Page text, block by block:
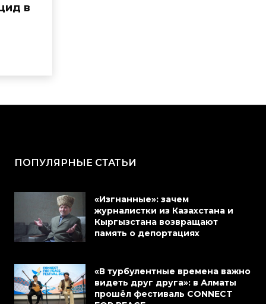
в
ПОПУЛЯРНЫЕ СТАТЬИ
«Изгнанные»: зачем
журналистки из Казахстана и
Кыргызстана возвращают
память о депортациях
«В турбулентные времена важно
видеть друг друга»: в Алматы
прошёл фестиваль CONNECT